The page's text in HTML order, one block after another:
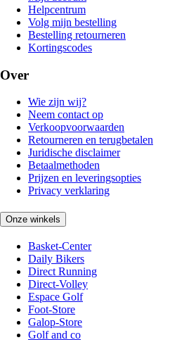
Helpcentrum
Volg mijn bestelling
Bestelling retourneren
Kortingscodes
Over
Wie zijn wij?
Neem contact op
Verkoopvoorwaarden
Retourneren en terugbetalen
Juridische disclaimer
Betaalmethoden
Prijzen en leveringsopties
Privacy verklaring
Onze winkels
Basket-Center
Daily Bikers
Direct Running
Direct-Volley
Espace Golf
Foot-Store
Galop-Store
Golf and co